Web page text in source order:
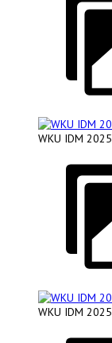
WKU IDM 2025
WKU IDM 2025